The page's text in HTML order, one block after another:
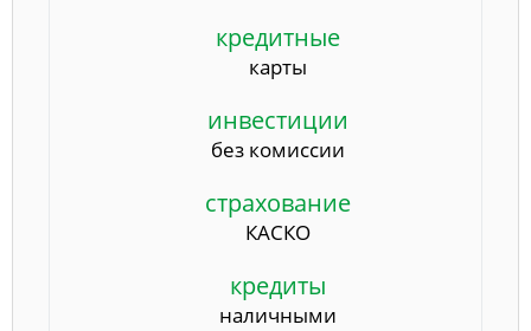
кредитные
карты
инвестиции
без комиссии
страхование
КАСКО
кредиты
наличными